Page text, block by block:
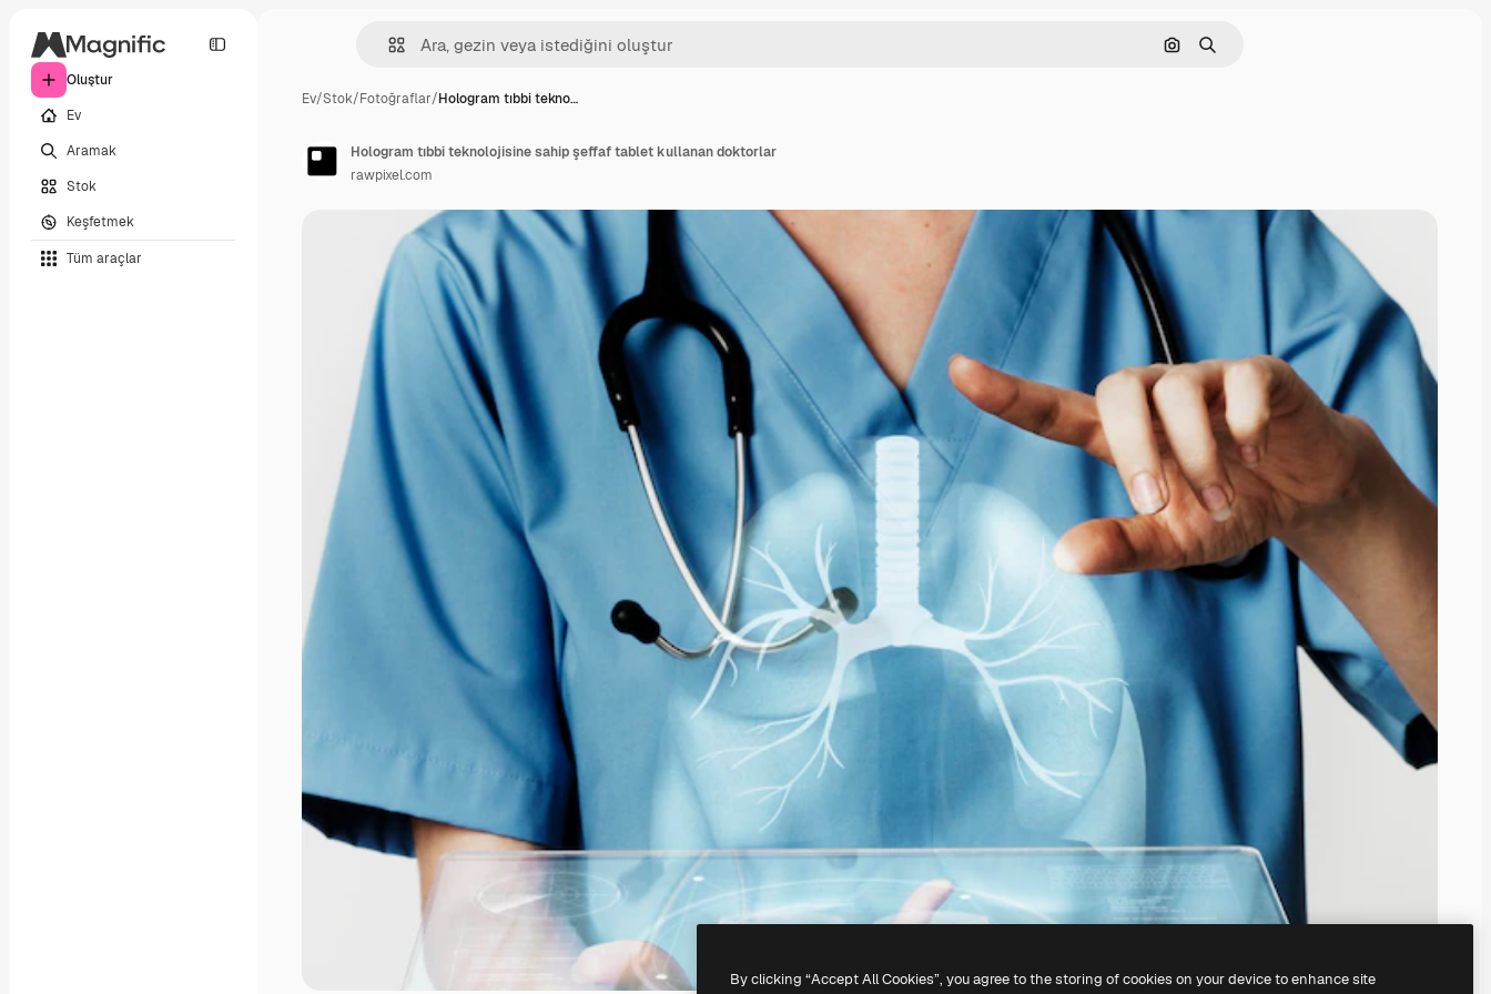
Oluştur
Ev
Aramak
Stok
Keşfetmek
Tüm araçlar
Görüntüyle ara
Aramak
Ev/Stok/Fotoğraflar/Hologram tıbbi tekno…
Hologram tıbbi teknolojisine sahip şeffaf tablet kullanan doktorlar
rawpixel.com
By clicking “Accept All Cookies”, you agree to the storing of cookies on your device to enhance site